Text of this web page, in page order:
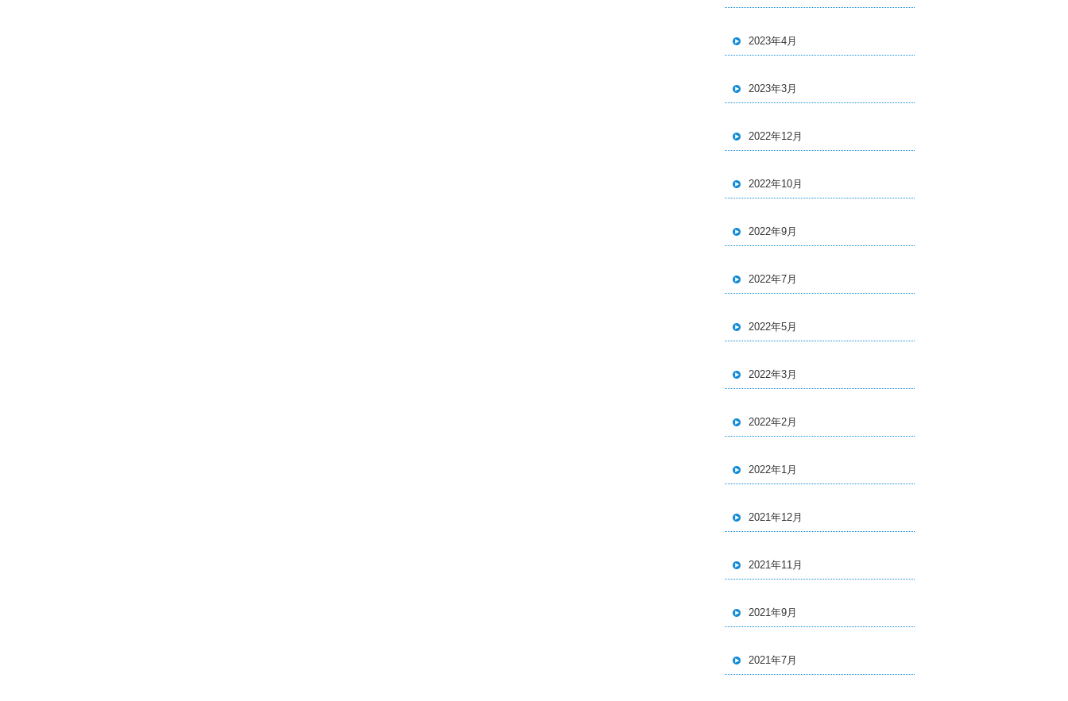
2023年4月
2023年3月
2022年12月
2022年10月
2022年9月
2022年7月
2022年5月
2022年3月
2022年2月
2022年1月
2021年12月
2021年11月
2021年9月
2021年7月